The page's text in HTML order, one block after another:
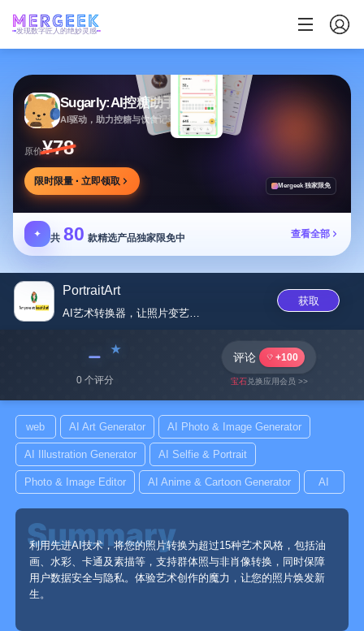
发现数字匠人的绝妙灵感
Sugarly:AI控糖助手
AI驱动，助力控糖与饮食记录，提供个性化建议
原价¥78
限时限量 · 立即领取 Mergeek 独家限免
✦ 共 80 款精选产品独家限免中 查看全部
PortraitArt
AI艺术转换器，让照片变艺术，...
获取
﹣
0 个评分
评论 +100
宝石兑换应用会员 >>
web AI Art Generator AI Photo & Image Generator
AI Illustration Generator AI Selfie & Portrait
Photo & Image Editor AI Anime & Cartoon Generator AI
利用先进AI技术，将您的照片转换为超过15种艺术风格，包括油
画、水彩、卡通及素描等，支持群体照与非肖像转换，同时保障
用户数据安全与隐私。体验艺术创作的魔力，让您的照片焕发新
生。